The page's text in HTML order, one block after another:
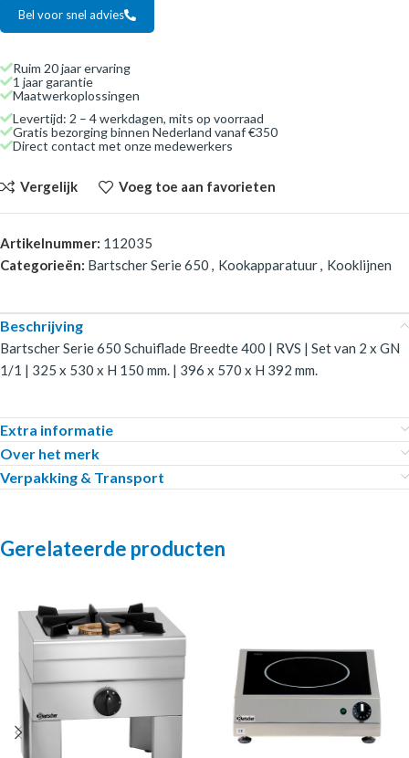
Bel voor snel advies
Ruim 20 jaar ervaring
1 jaar garantie
Maatwerkoplossingen
Levertijd: 2 – 4 werkdagen, mits op voorraad
Gratis bezorging binnen Nederland vanaf €350
Direct contact met onze medewerkers
Vergelijk Voeg toe aan favorieten
Artikelnummer: 112035
Categorieën: Bartscher Serie 650 , Kookapparatuur, Kooklijnen
Beschrijving
Bartscher Serie 650 Schuiflade Breedte 400 | RVS | Set van 2 x GN
1/1 | 325 x 530 x H 150 mm. | 396 x 570 x H 392 mm.
Extra informatie
Over het merk
Verpakking & Transport
Gerelateerde producten